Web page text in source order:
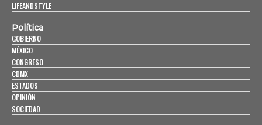
LIFEANDSTYLE
Política
GOBIERNO
MÉXICO
CONGRESO
CDMX
ESTADOS
OPINIÓN
SOCIEDAD